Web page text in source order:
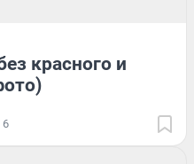
красного и
6